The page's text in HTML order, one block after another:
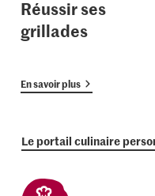
Réussir ses
grillades
En savoir plus
Le portail culinaire